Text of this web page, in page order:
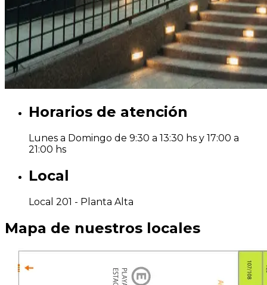
Horarios de atención
Lunes a Domingo de 9:30 a 13:30 hs y 17:00 a
21:00 hs
Local
Local 201 - Planta Alta
Mapa de nuestros locales